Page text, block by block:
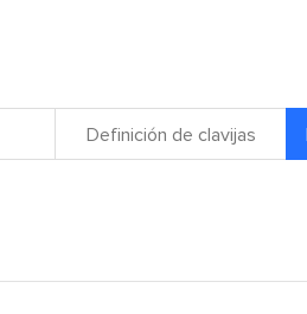
Definición de clavijas